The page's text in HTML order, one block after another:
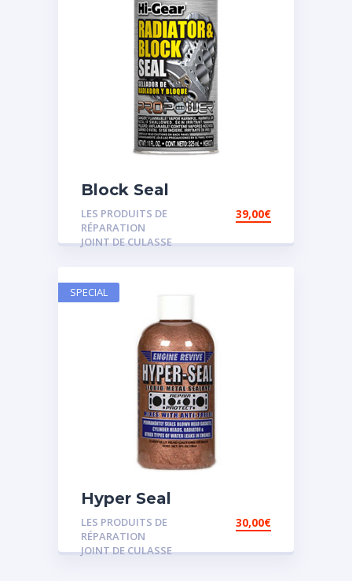
Block Seal
LES PRODUITS DE
RÉPARATION
JOINT DE CULASSE
39,00€
Hyper Seal
LES PRODUITS DE
RÉPARATION
JOINT DE CULASSE
30,00€
SPECIAL